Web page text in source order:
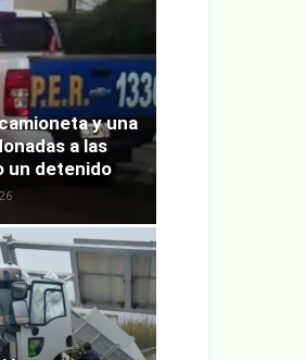
y una
a las
un detenido